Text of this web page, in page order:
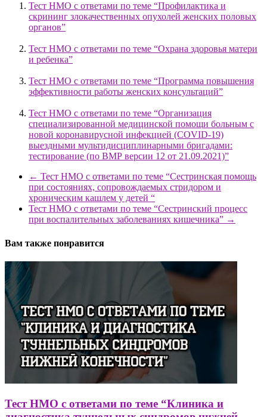
Тест НМО с ответами по теме “Профилактика и
скрининг злокачественных опухолей женских половых
органов”
Тест НМО с ответами по теме “Охрана здоровья матери
и ребенка”
Тест НМО с ответами по теме “Программа повышения
эффективности работы женских консультаций”
Тест НМО с ответами по теме “Организация
специализированной медицинской помощи больным с
новой коронавирусной инфекцией (COVID-19)
выездными мультидисциплинарными бригадами:
тестирование (по ВМР версии 12 от 21.09.2021)”
← Тест НМО с ответами по теме “Сестринская помощь
при состояниях, сопровождаемых стридором и
хроническим кашлем у детей “
Тест НМО с ответами по теме “Сестринский процесс
при воспалительных заболеваниях кишечника” →
Вам также понравится
Тест НМО с ответами по теме “Клиника и